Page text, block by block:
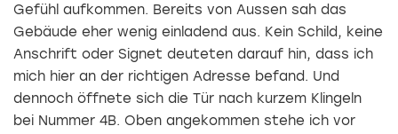
Gefühl aufkommen. Bereits von Aussen sah das
Gebäude eher wenig einladend aus. Kein Schild, keine
Anschrift oder Signet deuteten darauf hin, dass ich
mich hier an der richtigen Adresse befand. Und
dennoch öffnete sich die Tür nach kurzem Klingeln
bei Nummer 4B. Oben angekommen stehe ich vor